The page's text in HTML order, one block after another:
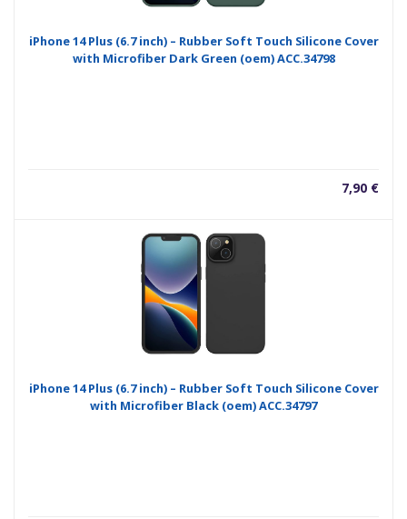
iPhone 14 Plus (6.7 inch) – Rubber Soft Touch Silicone Cover
with Microfiber Dark Green (oem) ACC.34798
7,90 €
iPhone 14 Plus (6.7 inch) – Rubber Soft Touch Silicone Cover
with Microfiber Black (oem) ACC.34797